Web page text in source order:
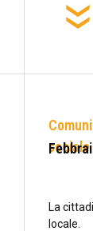
sociale
La
locale.